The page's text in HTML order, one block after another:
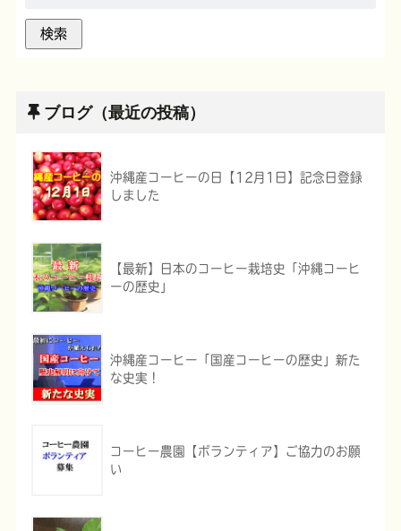
ブログ（最近の投稿）
沖縄産コーヒーの日【12月1日】記念日登録
しました
【最新】日本のコーヒー栽培史「沖縄コーヒ
ーの歴史」
沖縄産コーヒー「国産コーヒーの歴史」新た
な史実！
コーヒー農園【ボランティア】ご協力のお願
い